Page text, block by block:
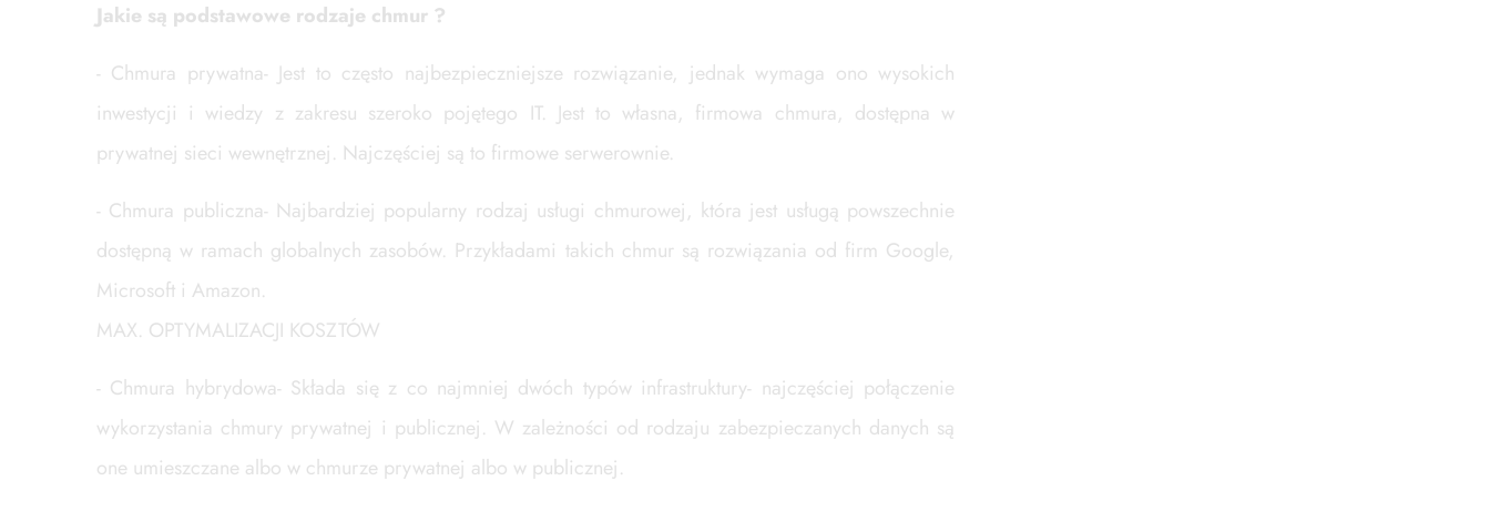
Jakie są podstawowe rodzaje chmur ?
- Chmura prywatna- Jest to często najbezpieczniejsze rozwiązanie, jednak wymaga ono wysokich
inwestycji i wiedzy z zakresu szeroko pojętego IT. Jest to własna, firmowa chmura, dostępna w
prywatnej sieci wewnętrznej. Najczęściej są to firmowe serwerownie.
- Chmura publiczna- Najbardziej popularny rodzaj usługi chmurowej, która jest usługą powszechnie
dostępną w ramach globalnych zasobów. Przykładami takich chmur są rozwiązania od firm Google,
Microsoft i Amazon.
MAX. OPTYMALIZACJI KOSZTÓW
- Chmura hybrydowa- Składa się z co najmniej dwóch typów infrastruktury- najczęściej połączenie
wykorzystania chmury prywatnej i publicznej. W zależności od rodzaju zabezpieczanych danych są
one umieszczane albo w chmurze prywatnej albo w publicznej.